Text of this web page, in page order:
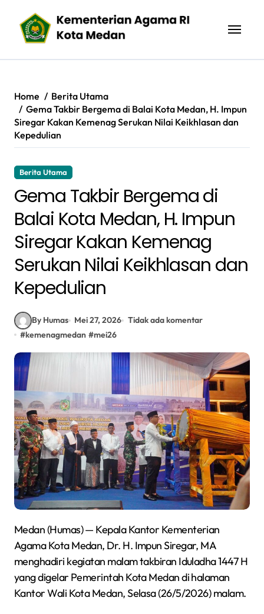
content
Home
Berita Utama
Gema Takbir Bergema di Balai Kota Medan, H. Impun
Siregar Kakan Kemenag Serukan Nilai Keikhlasan dan
Kepedulian
Berita Utama
Gema Takbir Bergema di
Balai Kota Medan, H. Impun
Siregar Kakan Kemenag
Serukan Nilai Keikhlasan dan
Kepedulian
By Humas Mei 27, 2026 Tidak ada komentar
#kemenagmedan #mei26
Medan (Humas) — Kepala Kantor Kementerian
Agama Kota Medan, Dr. H. Impun Siregar, MA
menghadiri kegiatan malam takbiran Iduladha 1447 H
yang digelar Pemerintah Kota Medan di halaman
Kantor Wali Kota Medan, Selasa (26/5/2026) malam.